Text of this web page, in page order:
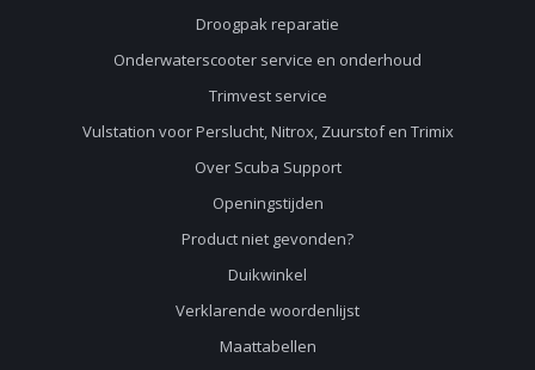
Droogpak reparatie
Onderwaterscooter service en onderhoud
Trimvest service
Vulstation voor Perslucht, Nitrox, Zuurstof en Trimix
Over Scuba Support
Openingstijden
Product niet gevonden?
Duikwinkel
Verklarende woordenlijst
Maattabellen